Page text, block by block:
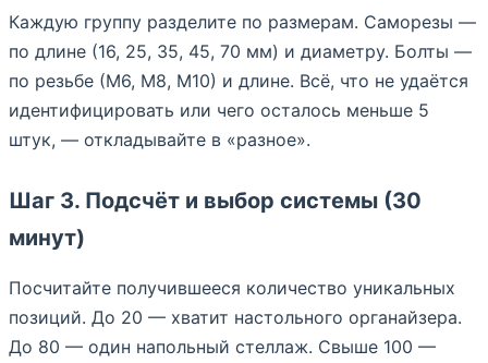
Каждую группу разделите по размерам. Саморезы —
по длине (16, 25, 35, 45, 70 мм) и диаметру. Болты —
по резьбе (М6, М8, М10) и длине. Всё, что не удаётся
идентифицировать или чего осталось меньше 5
штук, — откладывайте в «разное».
Шаг 3. Подсчёт и выбор системы (30
минут)
Посчитайте получившееся количество уникальных
позиций. До 20 — хватит настольного органайзера.
До 80 — один напольный стеллаж. Свыше 100 —